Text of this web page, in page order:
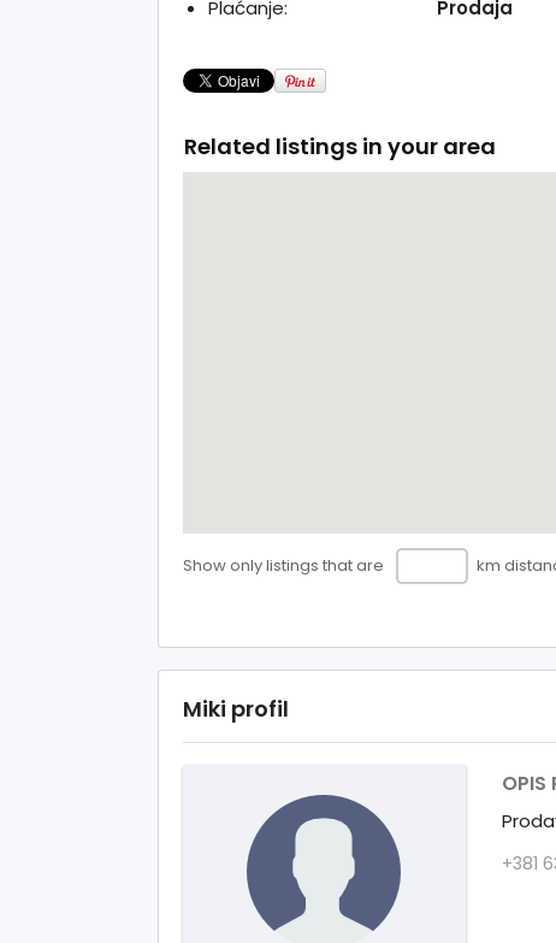
Plaćanje: Prodaja
Related listings in your area
Show only listings that are km
Miki profil
OPIS
+381